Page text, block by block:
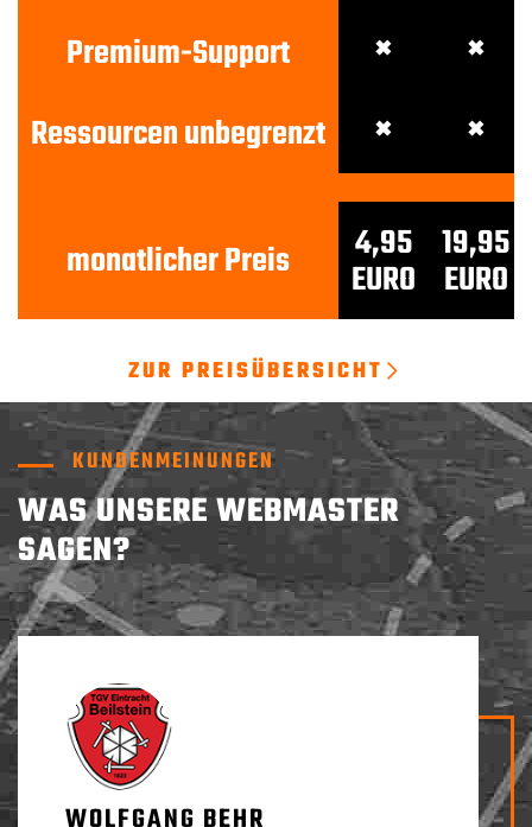
Premium-Support ✖ ✖
Ressourcen unbegrenzt ✖ ✖
monatlicher Preis 4,95
EURO
19,95
EURO
ZUR PREISÜBERSICHT
KUNDENMEINUNGEN
WAS UNSERE WEBMASTER
SAGEN?